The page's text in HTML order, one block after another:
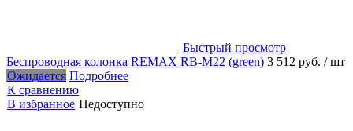
Быстрый просмотр
Беспроводная колонка REMAX RB-M22 (green) 3 512 руб. / шт
Ожидается Подробнее
К сравнению
В избранное Недоступно